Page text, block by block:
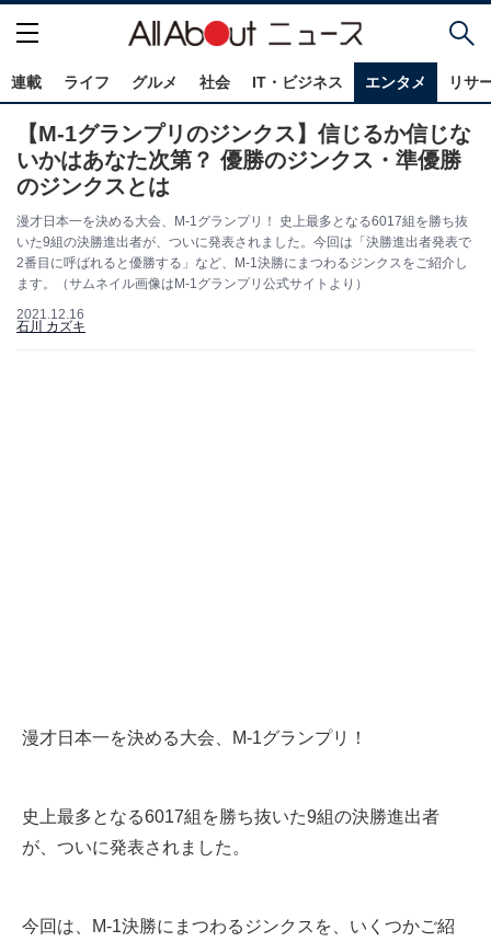
連載 ライフ グルメ 社会 IT・ビジネス エンタメ リサ
【M-1グランプリのジンクス】信じるか信じな
いかはあなた次第？ 優勝のジンクス・準優勝
のジンクスとは
漫才日本一を決める大会、M-1グランプリ！ 史上最多となる6017組を勝ち抜
いた9組の決勝進出者が、ついに発表されました。今回は「決勝進出者発表で
2番目に呼ばれると優勝する」など、M-1決勝にまつわるジンクスをご紹介し
ます。（サムネイル画像はM-1グランプリ公式サイトより）
2021.12.16
石川 カズキ
漫才日本一を決める大会、M-1グランプリ！
史上最多となる6017組を勝ち抜いた9組の決勝進出者
が、ついに発表されました。
今回は、M-1決勝にまつわるジンクスを、いくつかご紹